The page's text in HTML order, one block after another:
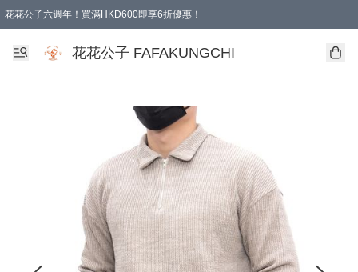
花花公子六週年！買滿HKD600即享6折優惠！
購物滿 HKD 600.00即享免運費優惠！（適用於 本地取貨 )
花花公子 FAFAKUNGCHI